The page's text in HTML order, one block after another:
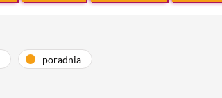
poradnia